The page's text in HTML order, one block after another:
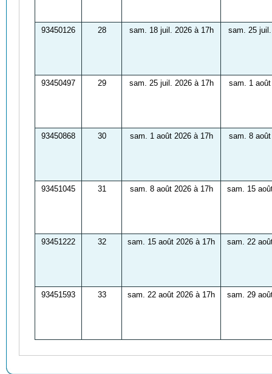
93450126 28 sam. 18 juil. 2026 à 17h sam. 25
93450497 29 sam. 25 juil. 2026 à 17h sam. 1
93450868 30 sam. 1 août 2026 à 17h sam. 8
93451045 31 sam. 8 août 2026 à 17h sam. 15
93451222 32 sam. 15 août 2026 à 17h sam. 22
93451593 33 sam. 22 août 2026 à 17h sam. 29